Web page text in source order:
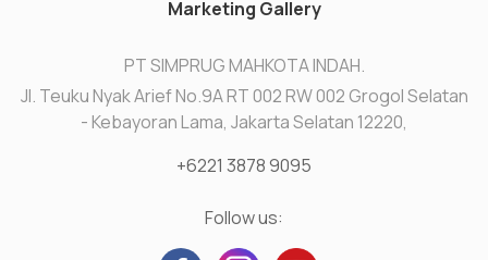
Marketing Gallery
PT SIMPRUG MAHKOTA INDAH.
Jl. Teuku Nyak Arief No.9A RT 002 RW 002 Grogol Selatan
- Kebayoran Lama, Jakarta Selatan 12220,
+6221 3878 9095
Follow us: